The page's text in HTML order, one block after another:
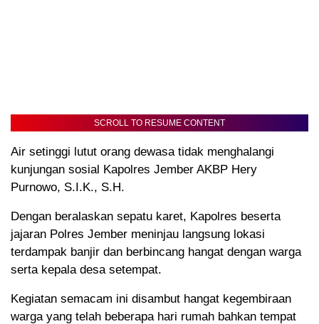
SCROLL TO RESUME CONTENT
Air setinggi lutut orang dewasa tidak menghalangi
kunjungan sosial Kapolres Jember AKBP Hery
Purnowo, S.I.K., S.H.
Dengan beralaskan sepatu karet, Kapolres beserta
jajaran Polres Jember meninjau langsung lokasi
terdampak banjir dan berbincang hangat dengan warga
serta kepala desa setempat.
Kegiatan semacam ini disambut hangat kegembiraan
warga yang telah beberapa hari rumah bahkan tempat